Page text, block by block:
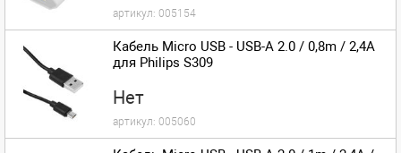
артикул: 005154
Кабель Micro USB - USB-A 2.0 / 0,8m / 2,4A
для Philips S309
Нет
артикул: 005060